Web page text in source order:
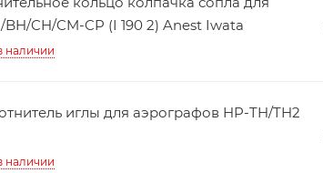
CH/CM-CP (I 190 2) Anest Iwata
наличии
иглы для аэрографов HP-TH/TH2
наличии